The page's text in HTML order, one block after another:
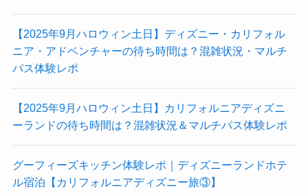
【2025年9月ハロウィン土日】ディズニー・カリフォル
ニア・アドベンチャーの待ち時間は？混雑状況・マルチ
パス体験レポ
【2025年9月ハロウィン土日】カリフォルニアディズニ
ーランドの待ち時間は？混雑状況＆マルチパス体験レポ
グーフィーズキッチン体験レポ｜ディズニーランドホテ
ル宿泊【カリフォルニアディズニー旅③】